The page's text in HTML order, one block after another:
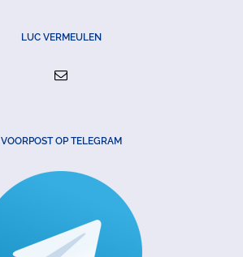
LUC VERMEULEN
VOORPOST OP TELEGRAM